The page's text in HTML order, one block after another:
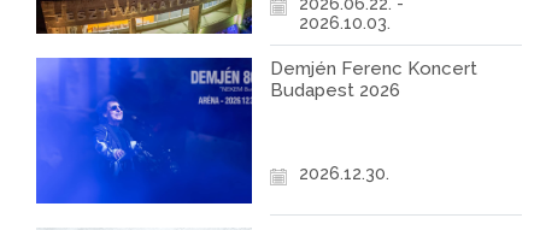
2026.10.03.
Demjén Ferenc Koncert
Budapest 2026
2026.12.30.